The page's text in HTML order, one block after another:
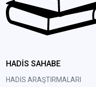
HADİS SAHABE
HADİS ARAŞTIRMALARI